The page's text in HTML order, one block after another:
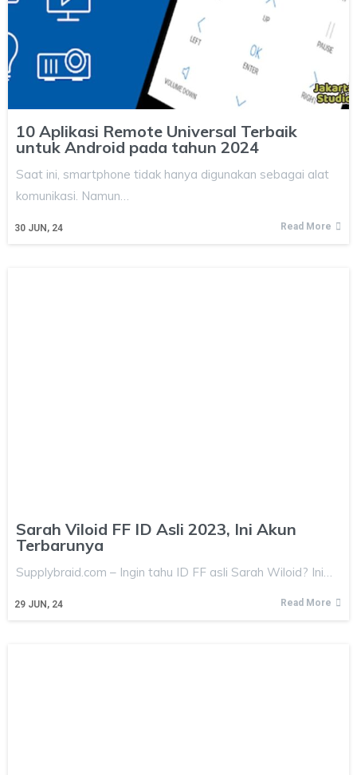
10 Aplikasi Remote Universal Terbaik
untuk Android pada tahun 2024
30 JUN, 24
Saat ini, smartphone tidak hanya digunakan sebagai alat
komunikasi. Namun…
Read More
Sarah Viloid FF ID Asli 2023, Ini Akun
Terbarunya
29 JUN, 24
Supplybraid.com – Ingin tahu ID FF asli Sarah Wiloid? Ini…
Read More